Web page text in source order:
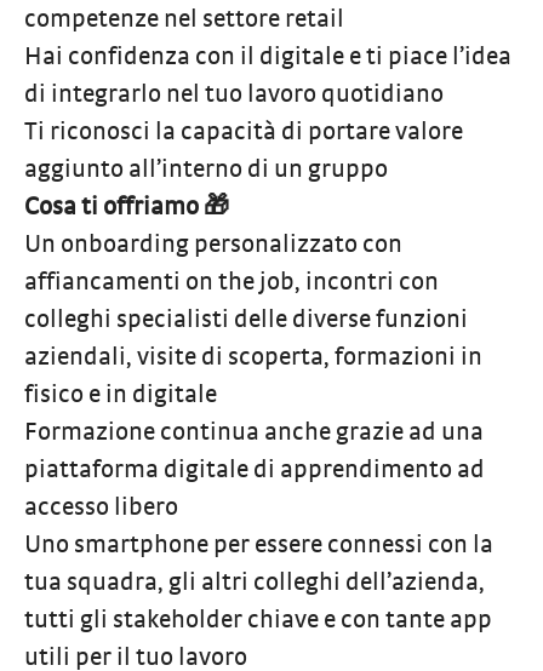
competenze nel settore retail
Hai confidenza con il digitale e ti piace l’idea
di integrarlo nel tuo lavoro quotidiano
Ti riconosci la capacità di portare valore
aggiunto all’interno di un gruppo
Cosa ti offriamo 🎁
Un onboarding personalizzato con
affiancamenti on the job, incontri con
colleghi specialisti delle diverse funzioni
aziendali, visite di scoperta, formazioni in
fisico e in digitale
Formazione continua anche grazie ad una
piattaforma digitale di apprendimento ad
accesso libero
Uno smartphone per essere connessi con la
tua squadra, gli altri colleghi dell’azienda,
tutti gli stakeholder chiave e con tante app
utili per il tuo lavoro